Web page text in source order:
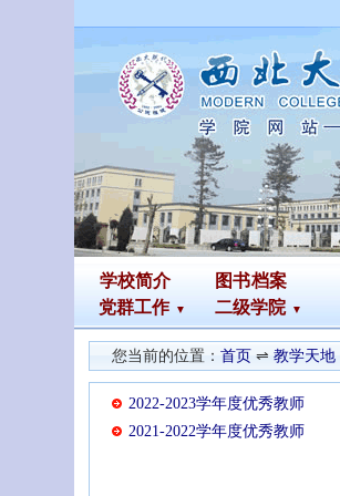
学校简介 图书档案
党群工作
二级学院
您当前的位置： 首页 ⇌ 教学天地
2022-2023学年度优秀教师
2021-2022学年度优秀教师